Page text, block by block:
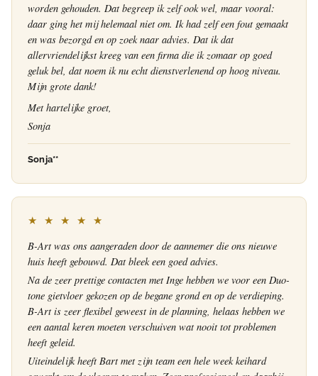
worden gehouden. Dat begreep ik zelf ook wel, maar vooral:
daar ging het mij helemaal niet om. Ik had zelf een fout gemaakt
en was bezorgd en op zoek naar advies. Dat ik dat
allervriendelijkst kreeg van een firma die ik zomaar op goed
geluk bel, dat noem ik nu echt dienstverlenend op hoog niveau.
Mijn grote dank!
Met hartelijke groet,
Sonja
Sonja**
★ ★ ★ ★ ★
B-Art was ons aangeraden door de aannemer die ons nieuwe
huis heeft gebouwd. Dat bleek een goed advies.
Na de zeer prettige contacten met Inge hebben we voor een Duo-
tone gietvloer gekozen op de begane grond en op de verdieping.
B-Art is zeer flexibel geweest in de planning, helaas hebben we
een aantal keren moeten verschuiven wat nooit tot problemen
heeft geleid.
Uiteindelijk heeft Bart met zijn team een hele week keihard